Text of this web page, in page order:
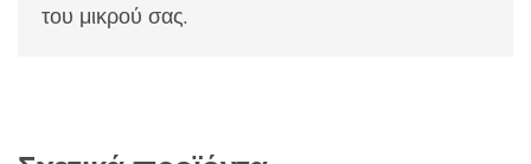
του μικρού σας.